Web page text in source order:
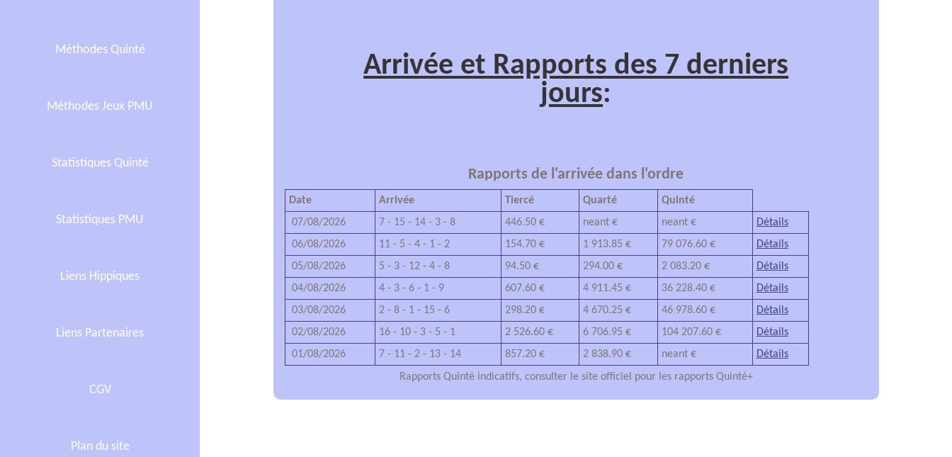
Méthodes Quinté
Méthodes Jeux PMU
Statistiques Quinté
Statistiques PMU
Liens Hippiques
Liens Partenaires
CGV
Plan du site
Arrivée et Rapports des 7 derniers
jours:
Rapports de l'arrivée dans l'ordre
Date Arrivée Tiercé Quarté
Quinté
07/08/2026
7 - 15 - 14 - 3 - 8 446.50 € neant € neant €
Détails
06/08/2026
11 - 5 - 4 - 1 - 2 154.70 € 1 913.85 € 79 076.60 €
Détails
05/08/2026
5 - 3 - 12 - 4 - 8 94.50 € 294.00 € 2 083.20 €
Détails
04/08/2026
4 - 3 - 6 - 1 - 9 607.60 € 4 911.45 € 36 228.40 €
Détails
03/08/2026
2 - 8 - 1 - 15 - 6 298.20 € 4 670.25 € 46 978.60 €
Détails
02/08/2026
16 - 10 - 3 - 5 - 1 2 526.60 € 6 706.95 € 104 207.60 €
Détails
01/08/2026
7 - 11 - 2 - 13 - 14 857.20 € 2 838.90 € neant €
Détails
Rapports Quinté indicatifs, consulter le site officiel pour les rapports Quinté+